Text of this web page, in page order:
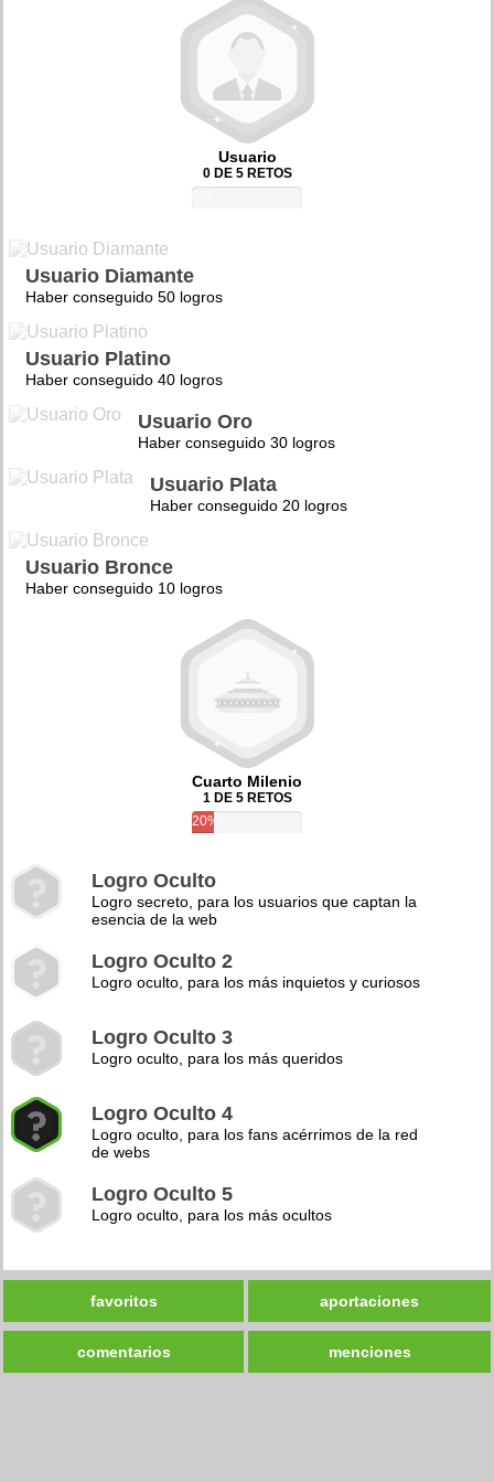
Usuario
0 DE 5 RETOS
Usuario Diamante
Haber conseguido 50 logros
Usuario Platino
Haber conseguido 40 logros
Usuario Oro
Haber conseguido 30 logros
Usuario Plata
Haber conseguido 20 logros
Usuario Bronce
Haber conseguido 10 logros
Cuarto Milenio
1 DE 5 RETOS
20%
Logro Oculto
Logro secreto, para los usuarios que captan la
esencia de la web
Logro Oculto 2
Logro oculto, para los más inquietos y curiosos
Logro Oculto 3
Logro oculto, para los más queridos
Logro Oculto 4
Logro oculto, para los fans acérrimos de la red
de webs
Logro Oculto 5
Logro oculto, para los más ocultos
favoritos aportaciones
comentarios menciones